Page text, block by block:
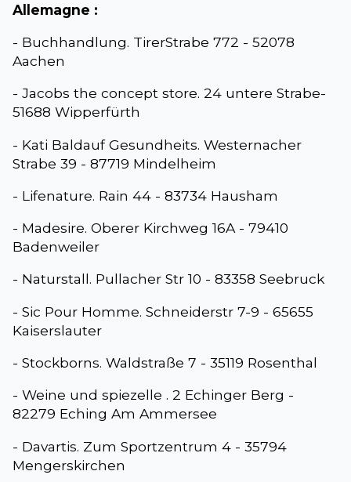
Allemagne :
- Buchhandlung. TirerStrabe 772 - 52078
Aachen
- Jacobs the concept store. 24 untere Strabe-
51688 Wipperfürth
- Kati Baldauf Gesundheits. Westernacher
Strabe 39 - 87719 Mindelheim
- Lifenature. Rain 44 - 83734 Hausham
- Madesire. Oberer Kirchweg 16A - 79410
Badenweiler
- Naturstall. Pullacher Str 10 - 83358 Seebruck
- Sic Pour Homme. Schneiderstr 7-9 - 65655
Kaiserslauter
- Stockborns. Waldstraße 7 - 35119 Rosenthal
- Weine und spiezelle . 2 Echinger Berg -
82279 Eching Am Ammersee
- Davartis. Zum Sportzentrum 4 - 35794
Mengerskirchen